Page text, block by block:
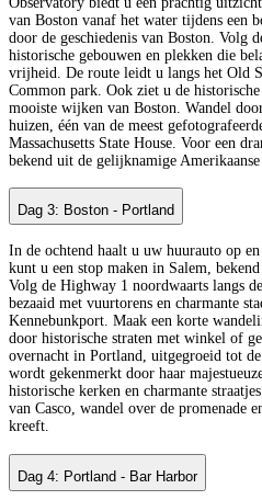
van Boston vanaf het water tijdens een
door de geschiedenis van Boston. Volg
historische gebouwen en plekken die
vrijheid. De route leidt u langs het Old
Common park. Ook ziet u de
mooiste wijken van Boston. Wandel
huizen, één van de meest
Massachusetts State House. Voor een
bekend uit de gelijknamige Amerikaanse
Dag 3: Boston - Portland
In de ochtend haalt u uw huurauto op
kunt u een stop maken in Salem,
Volg de Highway 1 noordwaarts langs
bezaaid met vuurtorens en charmante
Kennebunkport. Maak een korte
door historische straten met winkel of
overnacht in Portland, uitgegroeid tot
wordt gekenmerkt door haar
historische kerken en charmante
van Casco, wandel over de promenade
kreeft.
Dag 4: Portland - Bar Harbor